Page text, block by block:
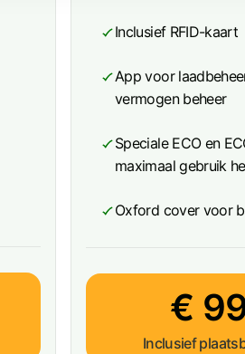
Inclusief RFID-kaart
App voor
vermogen beheer
Speciale ECO en
maximaal gebruik
Oxford cover voor
€
Inclusief